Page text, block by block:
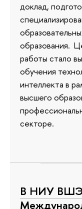
доклад,
образования.
работы стало
обучения
интеллекта в
высшего
секторе.
В НИУ ВШЭ